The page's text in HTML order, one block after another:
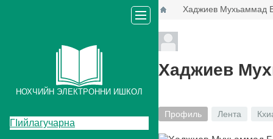
Хаджиев Мухьаммад
НОХЧИЙН ЭЛЕКТРОННИ ИШКОЛ
ГIийлагучарна
Хаджиев
Профиль Лента